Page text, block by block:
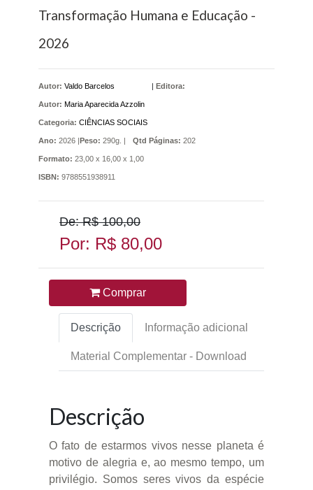
Transformação Humana e Educação -
2026
Autor: Valdo Barcelos
Autor: Maria Aparecida Azzolin
| Editora:
Categoria: CIÊNCIAS SOCIAIS
Ano: 2026 |Peso: 290g. | Qtd Páginas: 202
Formato: 23,00 x 16,00 x 1,00
ISBN: 9788551938911
De: R$ 100,00
Por: R$ 80,00
Comprar
Descrição Informação adicional
Material Complementar - Download
Descrição
O fato de estarmos vivos nesse planeta é
motivo de alegria e, ao mesmo tempo, um
privilégio. Somos seres vivos da espécie